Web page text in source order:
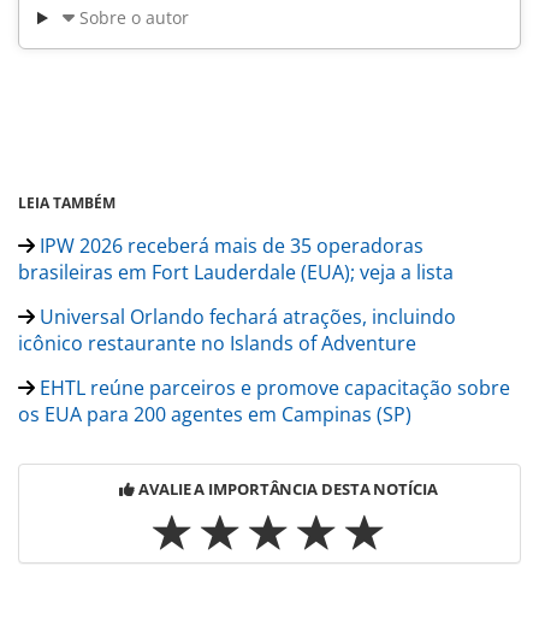
Sobre o autor
LEIA TAMBÉM
IPW 2026 receberá mais de 35 operadoras
brasileiras em Fort Lauderdale (EUA); veja a lista
Universal Orlando fechará atrações, incluindo
icônico restaurante no Islands of Adventure
EHTL reúne parceiros e promove capacitação sobre
os EUA para 200 agentes em Campinas (SP)
AVALIE A IMPORTÂNCIA DESTA NOTÍCIA